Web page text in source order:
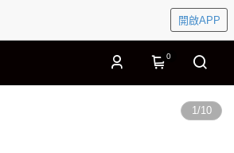
開啟APP
0
1/10